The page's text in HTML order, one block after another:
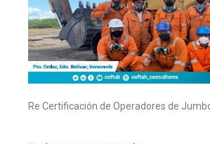
Re Certificación de Operadores de